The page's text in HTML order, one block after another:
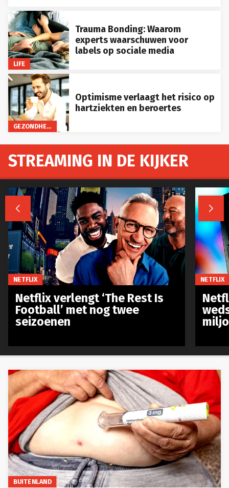
LIFE
Trauma Bonding: Waarom
experts waarschuwen voor
labels op sociale media
GEZONDHEID
Optimisme verlaagt het risico op
hartziekten en beroertes
BUITENLAND
STREAMING IN DE KIJKER
 
NETFLIX
Netflix verlengt ‘The Rest Is
Football’ met nog twee
seizoenen
NETFLIX